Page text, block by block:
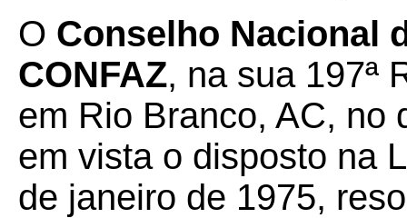
O Conselho Nacional
CONFAZ, na sua 197ª
em Rio Branco, AC, no
em vista o disposto na
de janeiro de 1975,